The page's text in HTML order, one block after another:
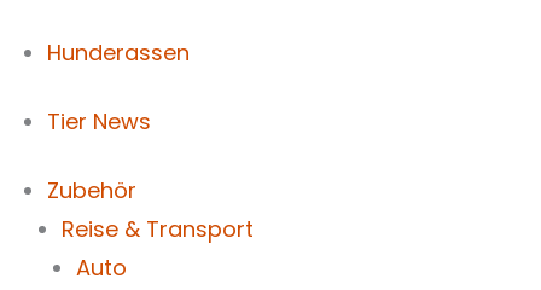
Hunderassen
Tier News
Zubehör
Reise & Transport
Auto